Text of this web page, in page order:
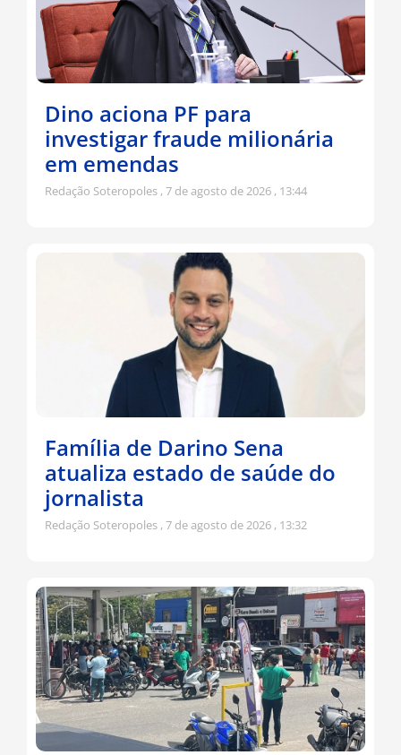
Dino aciona PF para
investigar fraude milionária
em emendas
Redação Soteropoles 7 de agosto de 2026 13:44
Família de Darino Sena
atualiza estado de saúde do
jornalista
Redação Soteropoles 7 de agosto de 2026 13:32